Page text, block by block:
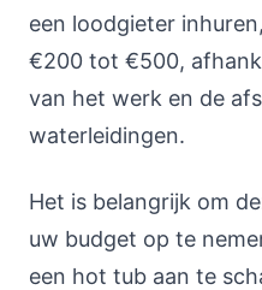
een loodgieter
€200 tot €500,
van het werk en de
waterleidingen.
Het is belangrijk om
uw budget op te
een hot tub aan te